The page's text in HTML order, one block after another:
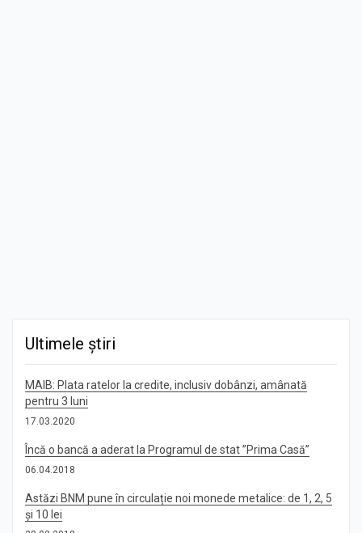
Ultimele știri
MAIB: Plata ratelor la credite, inclusiv dobânzi, amânată
pentru 3 luni
17.03.2020
Încă o bancă a aderat la Programul de stat ”Prima Casă”
06.04.2018
Astăzi BNM pune în circulație noi monede metalice: de 1, 2, 5
și 10 lei